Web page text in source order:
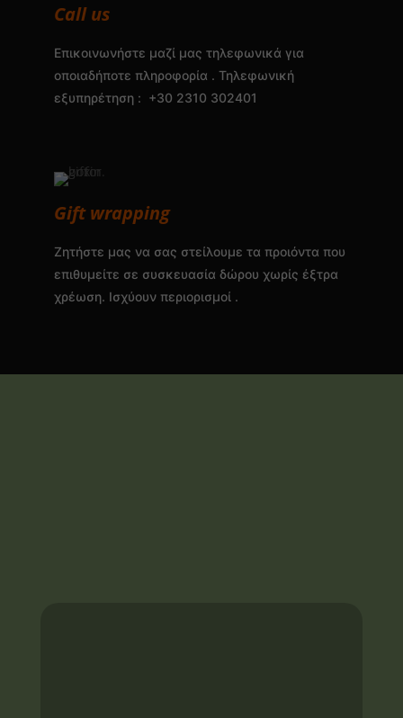
Call us
Επικοινωνήστε μαζί μας τηλεφωνικά για
οποιαδήποτε πληροφορία . Τηλεφωνική
εξυπηρέτηση : +30 2310 302401
Gift wrapping
Ζητήστε μας να σας στείλουμε τα προιόντα που
επιθυμείτε σε συσκευασία δώρου χωρίς έξτρα
χρέωση. Ισχύουν περιορισμοί .